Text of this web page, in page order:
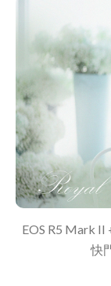
EOS R5 Mark II
快